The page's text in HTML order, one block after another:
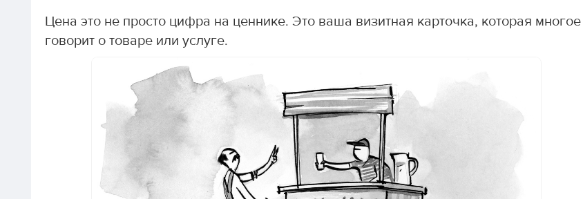
Цена это не просто цифра на ценнике. Это ваша визитная карточка, которая многое
говорит о товаре или услуге.